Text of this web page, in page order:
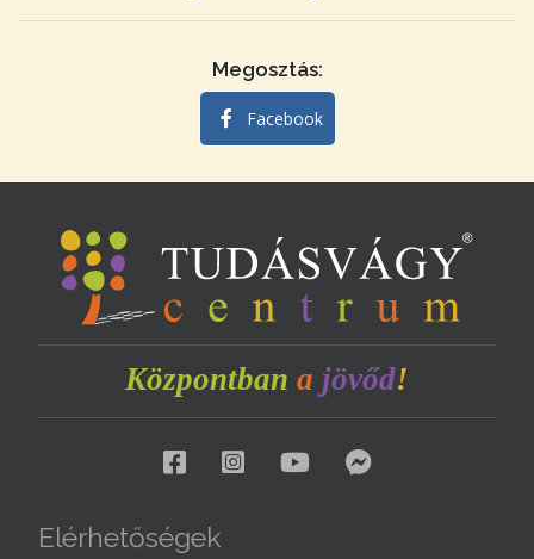
Megosztás:
Facebook
Központban a jövőd!
Elérhetőségek